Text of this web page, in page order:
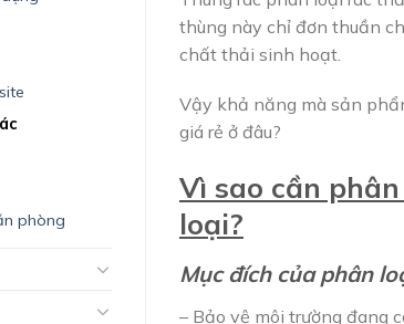
phòng
thùng này chỉ đơn thuần
chất thải sinh hoạt.
Vậy khả năng mà sản
giá rẻ ở đâu?
Vì sao cần
loại?
Mục đích của phân
– Bảo vệ môi trường đang